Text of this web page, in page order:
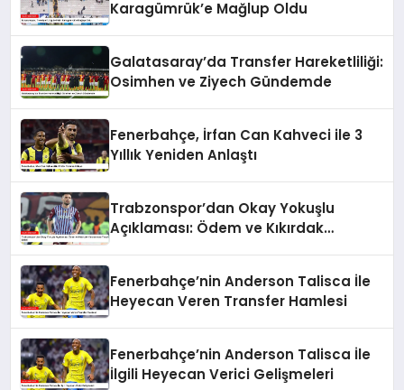
Karagümrük’e Mağlup Oldu
Galatasaray’da Transfer Hareketliliği:
Osimhen ve Ziyech Gündemde
Fenerbahçe, İrfan Can Kahveci ile 3
Yıllık Yeniden Anlaştı
Trabzonspor’dan Okay Yokuşlu
Açıklaması: Ödem ve Kıkırdak
Fenerbahçe’nin Anderson Talisca İle
Heyecan Veren Transfer Hamlesi
Fenerbahçe’nin Anderson Talisca İle
İlgili Heyecan Verici Gelişmeleri